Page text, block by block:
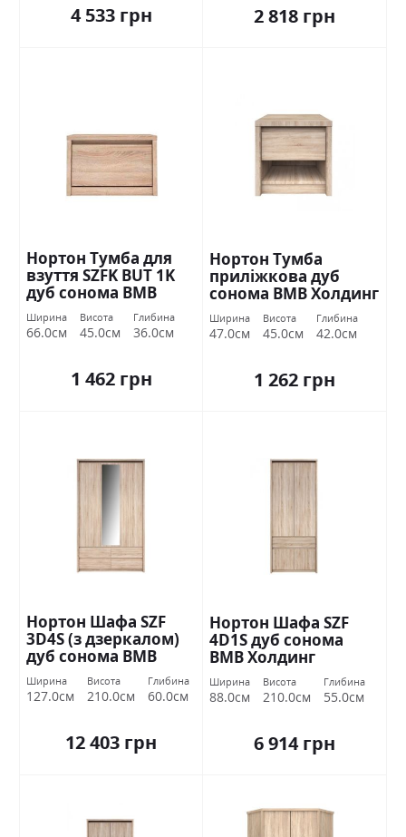
4 533 грн 2 818 грн
Нортон Тумба для
взуття SZFK BUT 1K
дуб сонома ВМВ
Холдинг
Ширина
66.0см
Висота
45.0см
Глибина
36.0см
1 462 грн
Нортон Тумба
приліжкова дуб
сонома ВМВ Холдинг
Ширина
47.0см
Висота
45.0см
Глибина
42.0см
1 262 грн
Нортон Шафа SZF
3D4S (з дзеркалом)
дуб сонома ВМВ
Холдинг
Ширина
127.0см
Висота
210.0см
Глибина
60.0см
12 403 грн
Нортон Шафа SZF
4D1S дуб сонома
ВМВ Холдинг
Ширина
88.0см
Висота
210.0см
Глибина
55.0см
6 914 грн